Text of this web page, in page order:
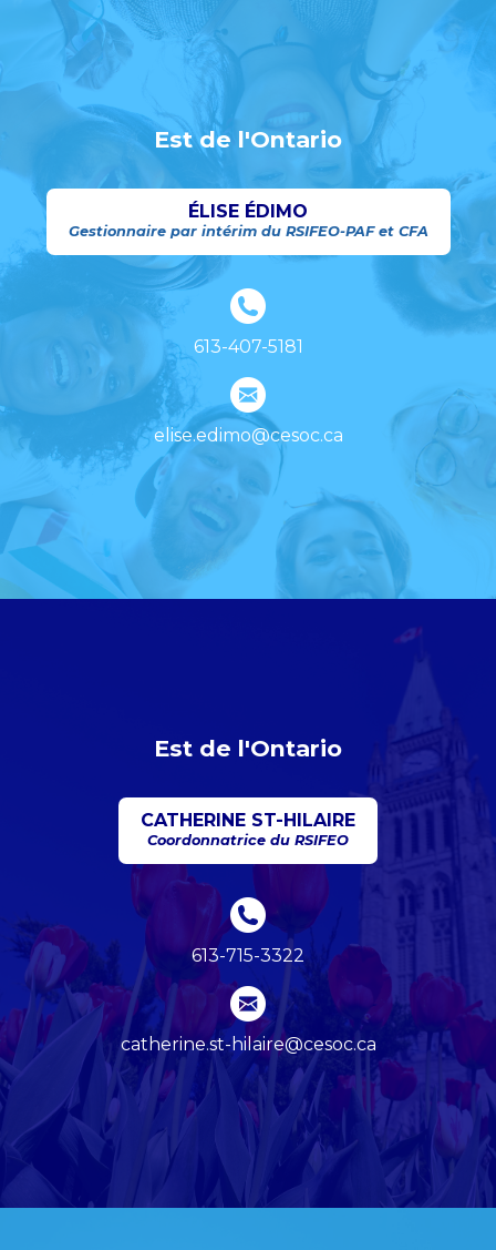
Est de l'Ontario
ÉLISE ÉDIMO
Gestionnaire par intérim du RSIFEO-PAF et CFA
613-407-5181
elise.edimo@cesoc.ca
Est de l'Ontario
CATHERINE ST-HILAIRE
Coordonnatrice du RSIFEO
613-715-3322
catherine.st-hilaire@cesoc.ca